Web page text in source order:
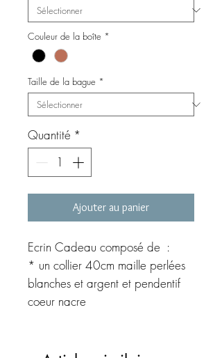
Couleur de la boîte *
Taille de la bague *
Quantité *
Ajouter au panier
Ecrin Cadeau composé de :
* un collier 40cm maille perlées
blanches et argent et pendentif
coeur nacre